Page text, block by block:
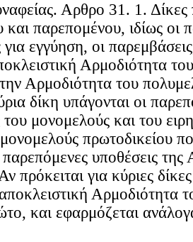
Αρθρο 31. 1. Δίκες
και παρεπομένου, ιδίως οι
εγγύηση, οι
Αρμοδιότητα
Αρμοδιότητα του
δίκη υπάγονται οι
μονομελούς και του
πρωτοδικείου
παρεπόμενες υποθέσεις της
πρόκειται για κύριες
Αρμοδιότητα
και εφαρμόζεται